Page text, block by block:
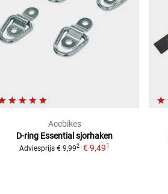
Acebikes
D-ring Essential sjorhaken
Adviesprijs € 9,992 € 9,491